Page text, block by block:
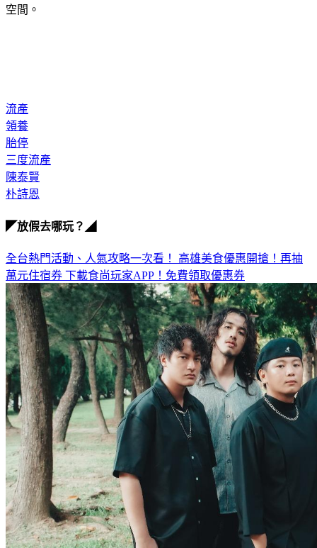
空間。
流產
領養
胎停
三度流產
陳泰賢
朴詩恩
◤放假去哪玩？◢
全台熱門活動、人氣攻略一次看！ 高雄美食優惠開搶！再抽
萬元住宿券 下載食尚玩家APP！免費領取優惠券